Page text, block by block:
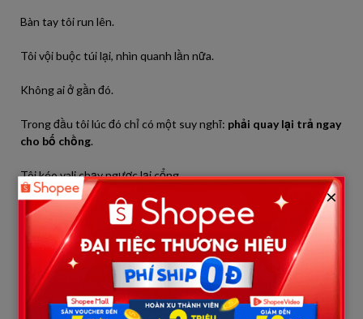
Bàn tay tôi run lên.
Tôi vội buộc túi lại, nhìn quanh lần nữa.
Không ai ở gần đó.
Trong đầu tôi lúc đó chỉ có một suy nghĩ: phải quay lại trả ngay
cho bố chồng.
Tôi kéo vali chạy ngược lại cổng.
Nhưng khi đến nơi, tôi thấy cổng đã đóng.
Tôi gọi:
“Bố ơi!”
Không có tiếng trả lời.
×